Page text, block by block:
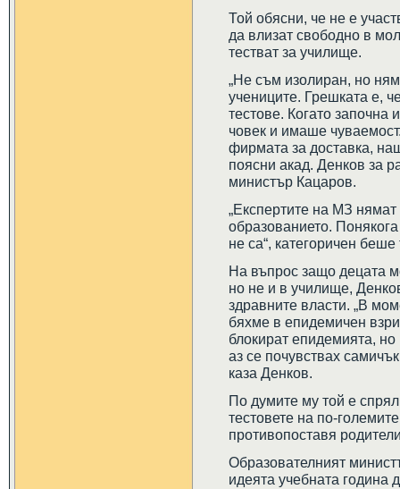
Той обясни, че не е
да влизат свободно в
тестват за училище.
„Не съм изолиран, но
учениците. Грешката е,
тестове. Когато започна
човек и имаше
фирмата за доставка,
поясни акад. Денков за
министър Кацаров.
„Експертите на МЗ нямат
образованието.
не са“, категоричен беше
На въпрос защо децата
но не и в училище,
здравните власти. „В
бяхме в епидемичен
блокират епидемията,
аз се почувствах
каза Денков.
По думите му той е
тестовете на по-
противопоставя
Образователният
идеята учебната година